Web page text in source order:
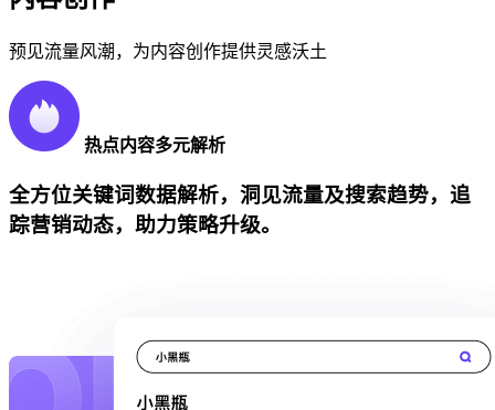
预见流量风潮，为内容创作提供灵感沃土
热点内容多元解析
全方位关键词数据解析，洞见流量及搜索趋势，追
踪营销动态，助力策略升级。